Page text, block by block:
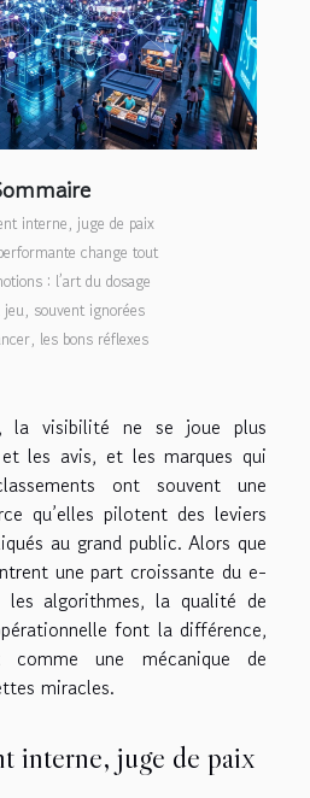
interne, juge de paix
change tout
: l’art du dosage
souvent ignorées
les bons réflexes
la visibilité ne se joue plus
les avis, et les marques qui
ont souvent une
qu’elles pilotent des leviers
au grand public. Alors que
une part croissante du e-
les algorithmes, la qualité de
font la différence,
une mécanique de
miracles.
interne, juge de paix